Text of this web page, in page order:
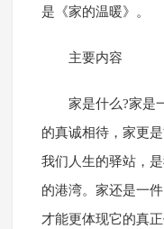
是《家的温暖》。
主要内容
家是什么?家是
的真诚相待，家更
我们人生的驿站，
的港湾。家还是一
才能更体现它的真